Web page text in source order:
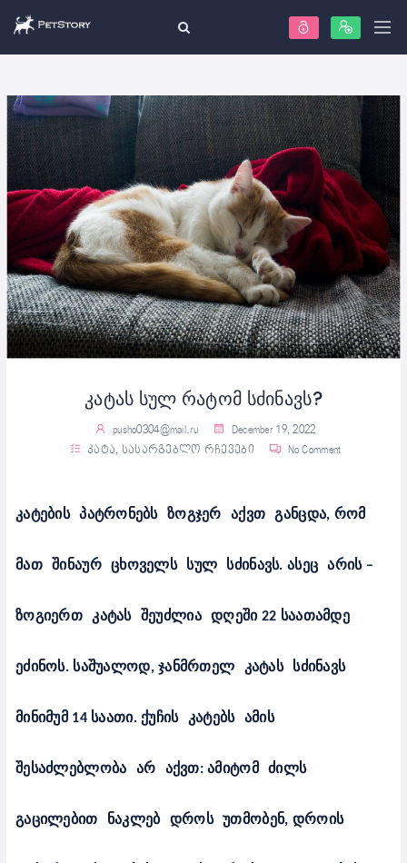
კატას სულ რატომ სძინავს?
pusho0304@mail.ru
December 19, 2022
კატა, სასარგებლო რჩევები No Comment
კატების პატრონებს ზოგჯერ აქვთ განცდა, რომ
მათ შინაურ ცხოველს სულ სძინავს. ასეც არის–
ზოგიერთ კატას შეუძლია დღეში22 საათამდე
ეძინოს. საშუალოდ,ჯანმრთელ კატას სძინავს
მინიმუმ14 საათი.ქუჩის კატებს ამის
შესაძლებლობა არ აქვთ:ამიტომ ძილს
გაცილებით ნაკლებ დროს უთმობენ, დროის